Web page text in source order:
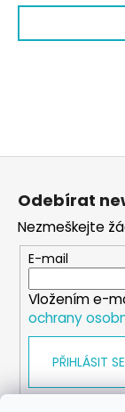
Z
Odebírat
Nezmeškejte
E-mail
Vložením e-
ochrany
PŘIHLÁSIT SE